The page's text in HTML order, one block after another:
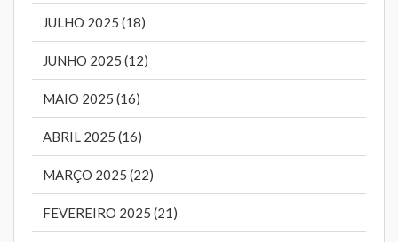
JULHO 2025 (18)
JUNHO 2025 (12)
MAIO 2025 (16)
ABRIL 2025 (16)
MARÇO 2025 (22)
FEVEREIRO 2025 (21)